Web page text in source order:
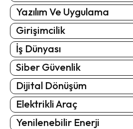
Yazılım Ve Uygulama
Girişimcilik
İş Dünyası
Siber Güvenlik
Dijital Dönüşüm
Elektrikli Araç
Yenilenebilir Enerji